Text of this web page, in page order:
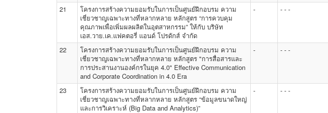
21
โครงการสร้างความยอมรับในการเป็นศูนย์ฝึกอบรม ความ
เชี่ยวชาญเฉพาะทางที่หลากหลาย หลักสูตร “การควบคุม
คุณภาพเพื่อเพิ่มผลผลิตในอุตสาหกรรม” ให้กับ บริษัท
เอส.วาย.เค.แฟคตอรี่ แอนด์ โปรดักส์ จำกัด
- - - -
22
โครงการสร้างความยอมรับในการเป็นศูนย์ฝึกอบรม ความ
เชี่ยวชาญเฉพาะทางที่หลากหลาย หลักสูตร "การสื่อสารและ
การประสานงานองค์กรในยุค 4.0" Effective Communication
and Corporate Coordination in 4.0 Era
- - - -
23
โครงการสร้างความยอมรับในการเป็นศูนย์ฝึกอบรม ความ
เชี่ยวชาญเฉพาะทางที่หลากหลาย หลักสูตร “ข้อมูลขนาดใหญ่
และการวิเคราะห์ (Big Data and Analytics)”
- - - -